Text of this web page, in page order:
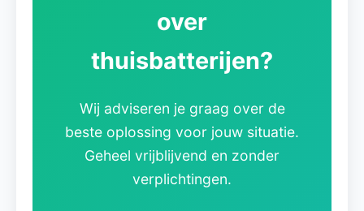
over
thuisbatterijen?
Wij adviseren je graag over de
beste oplossing voor jouw situatie.
Geheel vrijblijvend en zonder
verplichtingen.